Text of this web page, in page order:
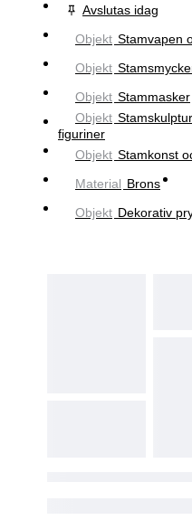
Avslutas idag
Objekt Stamvapen
Objekt
Objekt Stammasker
Objekt
figuriner
Objekt Stamkonst
Material Brons
Objekt Dekorativ